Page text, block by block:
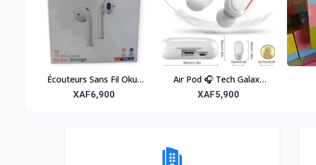
Écouteurs Sans Fil Oku-
32
XAF6,900
Air Pod 🎧 Tech Galaxy
U36 – Ultra-Léger
XAF5,900